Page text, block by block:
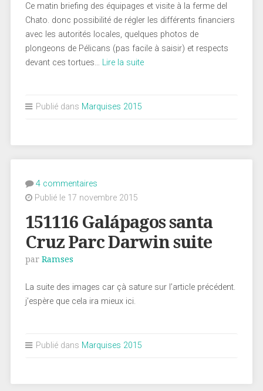
Ce matin briefing des équipages et visite à la ferme del
Chato. donc possibilité de régler les différents financiers
avec les autorités locales, quelques photos de
plongeons de Pélicans (pas facile à saisir) et respects
devant ces tortues… Lire la suite
Publié dans Marquises 2015
4 commentaires
Publié le 17 novembre 2015
151116 Galápagos santa
Cruz Parc Darwin suite
par Ramses
La suite des images car çà sature sur l’article précédent.
j’espère que cela ira mieux ici.
Publié dans Marquises 2015